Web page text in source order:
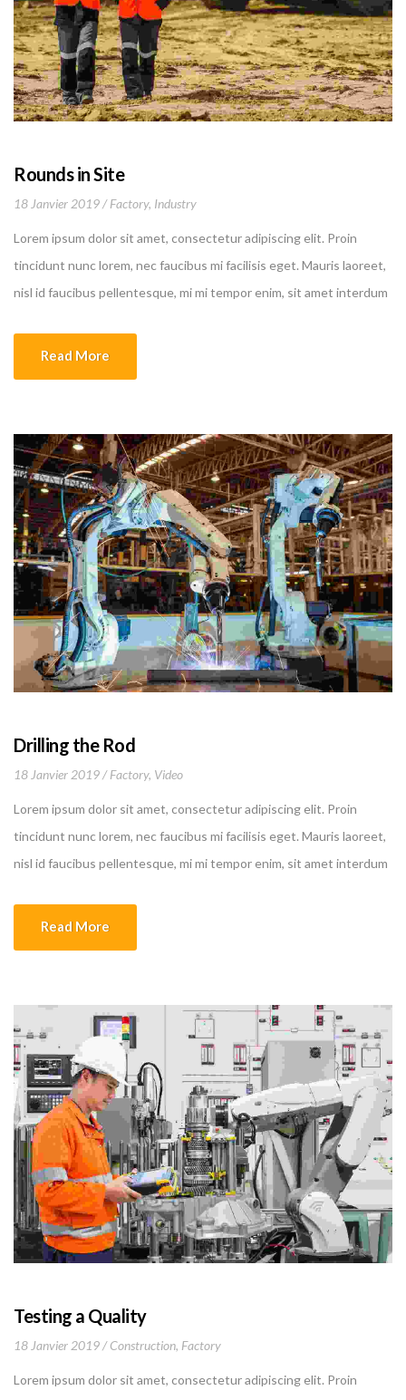
Rounds in Site
18 Janvier 2019 Factory, Industry
Lorem ipsum dolor sit amet, consectetur adipiscing elit. Proin
tincidunt nunc lorem, nec faucibus mi facilisis eget. Mauris laoreet,
nisl id faucibus pellentesque, mi mi tempor enim, sit amet interdum
Read More
Drilling the Rod
18 Janvier 2019 Factory, Video
Lorem ipsum dolor sit amet, consectetur adipiscing elit. Proin
tincidunt nunc lorem, nec faucibus mi facilisis eget. Mauris laoreet,
nisl id faucibus pellentesque, mi mi tempor enim, sit amet interdum
Read More
Testing a Quality
18 Janvier 2019 Construction, Factory
Lorem ipsum dolor sit amet, consectetur adipiscing elit. Proin